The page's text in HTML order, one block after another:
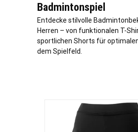
Badmintonspiel
Entdecke stilvolle
Herren – von funktionalen T-
sportlichen Shorts für
dem Spielfeld.